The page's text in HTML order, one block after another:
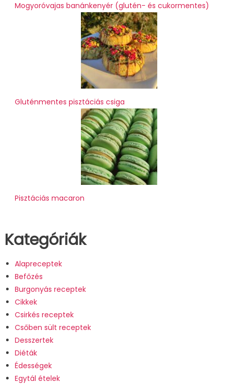
Mogyoróvajas banánkenyér (glutén- és cukormentes)
Gluténmentes pisztáciás csiga
Pisztáciás macaron
Kategóriák
Alapreceptek
Befőzés
Burgonyás receptek
Cikkek
Csirkés receptek
Csőben sült receptek
Desszertek
Diéták
Édességek
Egytál ételek